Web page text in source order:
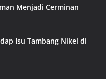
Menjadi Cerminan
Isu Tambang Nikel di